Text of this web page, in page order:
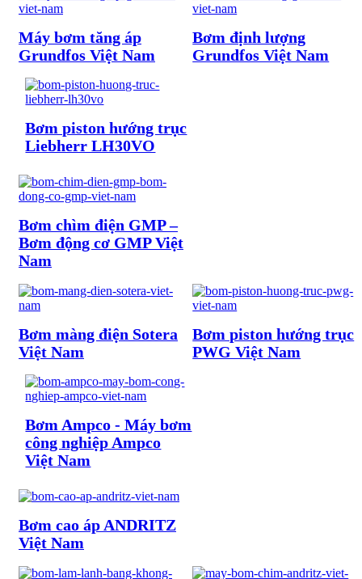
Bơm định lượng
Grundfos Việt Nam
Máy bơm tăng áp
Grundfos Việt Nam
Bơm piston hướng trục
Liebherr LH30VO
Bơm chìm điện GMP –
Bơm động cơ GMP Việt
Nam
Bơm piston hướng trục
PWG Việt Nam
Bơm màng điện Sotera
Việt Nam
Bơm Ampco - Máy bơm
công nghiệp Ampco
Việt Nam
Bơm cao áp ANDRITZ
Việt Nam